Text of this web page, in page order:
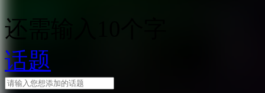
还需输入10个字
话题